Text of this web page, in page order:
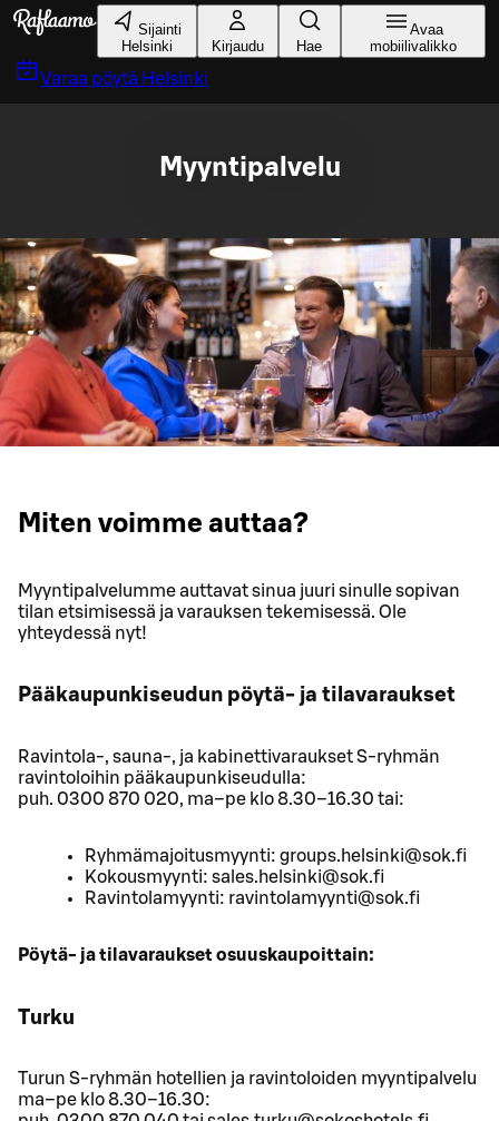
Siirry pääsisältöön
Sijainti
Helsinki
Kirjaudu Hae
Avaa
mobiilivalikko
Varaa pöytä Helsinki
Myyntipalvelu
Miten voimme auttaa?
Myyntipalvelumme auttavat sinua juuri sinulle sopivan
tilan etsimisessä ja varauksen tekemisessä. Ole
yhteydessä nyt!
Pääkaupunkiseudun pöytä- ja tilavaraukset
Ravintola-, sauna-, ja kabinettivaraukset S-ryhmän
ravintoloihin pääkaupunkiseudulla:
puh. 0300 870 020, ma–pe klo 8.30–16.30 tai:
Ryhmämajoitusmyynti: groups.helsinki@sok.fi
Kokousmyynti: sales.helsinki@sok.fi
Ravintolamyynti: ravintolamyynti@sok.fi
Pöytä- ja tilavaraukset osuuskaupoittain:
Turku
Turun S-ryhmän hotellien ja ravintoloiden myyntipalvelu
ma–pe klo 8.30–16.30: